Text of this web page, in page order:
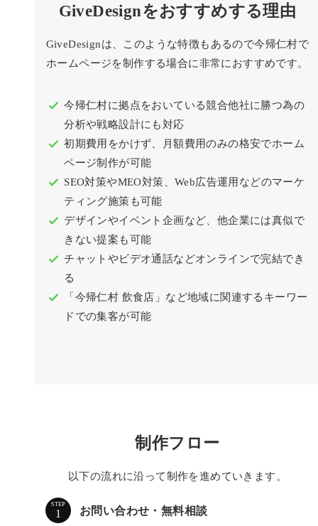
GiveDesignをおすすめする理由
GiveDesignは、このような特徴もあるので今帰仁村で
ホームページを制作する場合に非常におすすめです。
今帰仁村に拠点をおいている競合他社に勝つ為の
分析や戦略設計にも対応
初期費用をかけず、月額費用のみの格安でホーム
ページ制作が可能
SEO対策やMEO対策、Web広告運用などのマーケ
ティング施策も可能
デザインやイベント企画など、他企業には真似で
きない提案も可能
チャットやビデオ通話などオンラインで完結でき
る
「今帰仁村 飲食店」など地域に関連するキーワー
ドでの集客が可能
制作フロー
以下の流れに沿って制作を進めていきます。
STEP お問い合わせ・無料相談